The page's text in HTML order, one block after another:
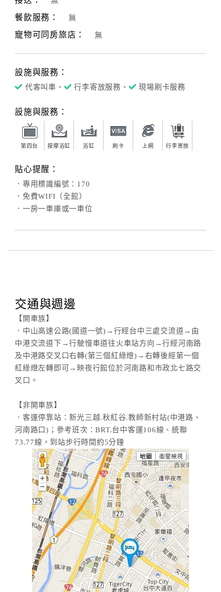
餐飲服務： 無
寵物可同房旅店： 無
設施與服務：
代客叫車、 行李寄放服務、 現場刷卡服務
設施與服務：
第四台 按摩浴缸 浴缸 刷卡 上網 行李寄放
貼心提醒：
．專用標識編號：170
．免費WIFI（全館）
．一房一車庫或一車位
交通與週邊
【開車族】
．中山高速公路(國道一號)→行經台中三處交流道→由
中港交流道下→行駛慢車道往火車站方向→行經河南路
及中港路交叉口右轉(第三個紅綠燈)→右轉後經第一個
紅綠燈左轉即可→映夜行館位於河南路和市政北七路交
叉口。
【非開車族】
．客運停靠站：新光三越.秋紅谷.教師新村站(中港路、
河南路口)；參考班次：BRT.台中客運106線、統聯
73.77線，到站步行時間約5分鐘